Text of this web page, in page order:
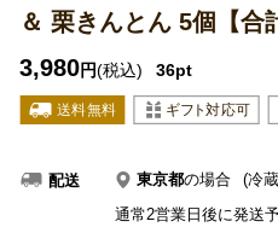
＆ 栗きんとん 5個【合
3,980円(税込) 36pt
配送 東京都の場合
(冷
通常2営業日後に発送